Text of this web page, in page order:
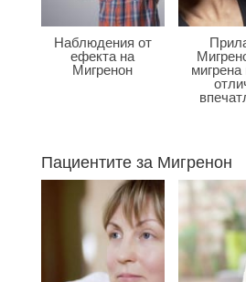
Наблюдения от
ефекта на
Мигренон
Пациентите за Мигренон